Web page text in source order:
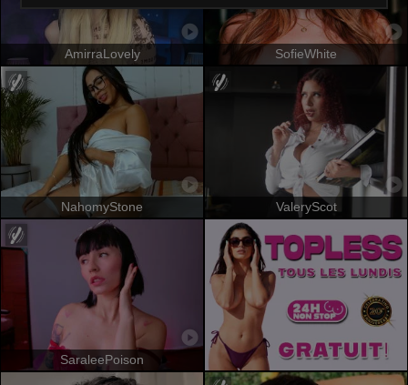
AmirraLovely SofieWhite
NahomyStone ValeryScot
SaraleePoison